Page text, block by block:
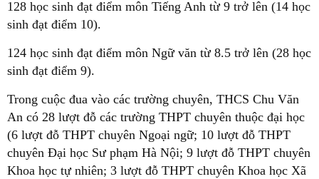
128 học sinh đạt điểm môn Tiếng Anh từ 9 trở lên (14 học
sinh đạt điểm 10).
124 học sinh đạt điểm môn Ngữ văn từ 8.5 trở lên (28 học
sinh đạt điểm 9).
Trong cuộc đua vào các trường chuyên, THCS Chu Văn
An có 28 lượt đỗ các trường THPT chuyên thuộc đại học
(6 lượt đỗ THPT chuyên Ngoại ngữ; 10 lượt đỗ THPT
chuyên Đại học Sư phạm Hà Nội; 9 lượt đỗ THPT chuyên
Khoa học tự nhiên; 3 lượt đỗ THPT chuyên Khoa học Xã